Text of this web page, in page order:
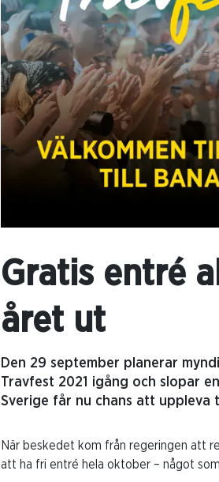
Gratis entré
året ut
Den 29 september planerar
Travfest 2021 igång och slopar
Sverige får nu chans att uppleva
När beskedet kom från regeringen att
att ha fri entré hela oktober – något